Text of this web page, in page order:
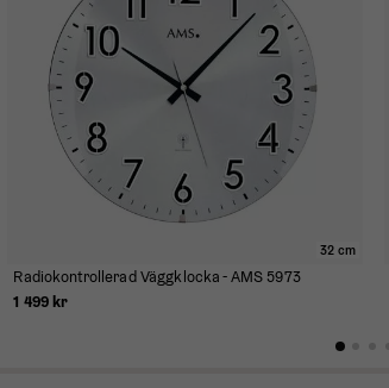
32 cm
Radiokontrollerad Väggklocka - AMS 5973
1 499 kr